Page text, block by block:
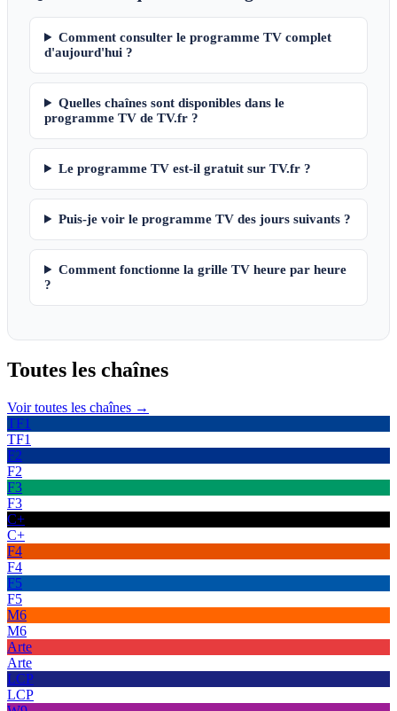
Comment consulter le programme TV complet
d'aujourd'hui ?
Quelles chaînes sont disponibles dans le
programme TV de TV.fr ?
Le programme TV est-il gratuit sur TV.fr ?
Puis-je voir le programme TV des jours suivants ?
Comment fonctionne la grille TV heure par heure
?
Toutes les chaînes
Voir toutes les chaînes →
TF1
TF1
F2
F2
F3
F3
C+
C+
F4
F4
F5
F5
M6
M6
Arte
Arte
LCP
LCP